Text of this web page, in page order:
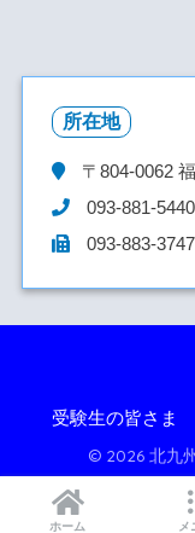
所在地
〒804-0062福
093-881-5440
093-883-
受験生の皆さま
© 2026 北九
ホーム メ